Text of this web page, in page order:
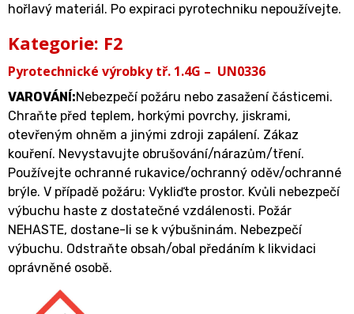
hořlavý materiál. Po expiraci pyrotechniku nepoužívejte.
Kategorie: F2
Pyrotechnické výrobky tř. 1.4G – UN0336
VAROVÁNÍ:Nebezpečí požáru nebo zasažení částicemi.
Chraňte před teplem, horkými povrchy, jiskrami,
otevřeným ohněm a jinými zdroji zapálení. Zákaz
kouření. Nevystavujte obrušování/nárazům/tření.
Používejte ochranné rukavice/ochranný oděv/ochranné
brýle. V případě požáru: Vykliďte prostor. Kvůli nebezpečí
výbuchu haste z dostatečné vzdálenosti. Požár
NEHASTE, dostane-li se k výbušninám. Nebezpečí
výbuchu. Odstraňte obsah/obal předáním k likvidaci
oprávněné osobě.